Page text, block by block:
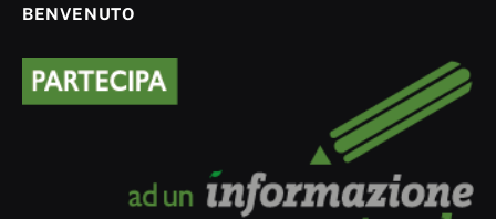
BENVENUTO